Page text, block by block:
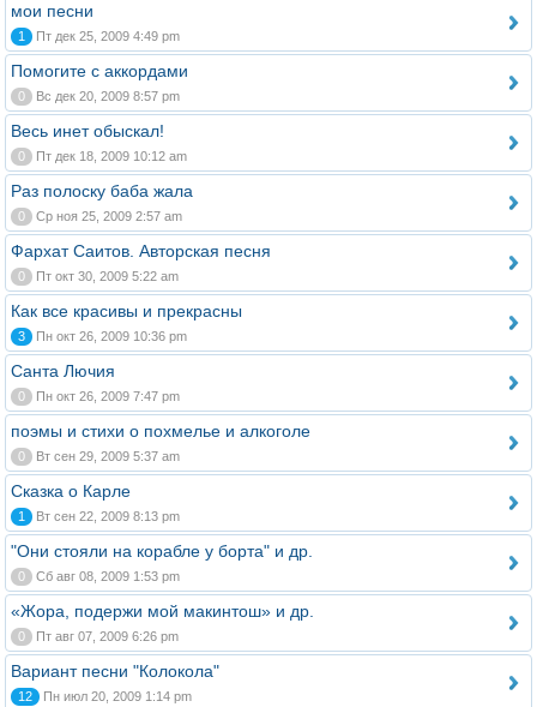
мои песни
1 Пт дек 25, 2009 4:49 pm
Помогите с аккордами
0 Вс дек 20, 2009 8:57 pm
Весь инет обыскал!
0 Пт дек 18, 2009 10:12 am
Раз полоску баба жала
0 Ср ноя 25, 2009 2:57 am
Фархат Саитов. Авторская песня
0 Пт окт 30, 2009 5:22 am
Как все красивы и прекрасны
3 Пн окт 26, 2009 10:36 pm
Санта Лючия
0 Пн окт 26, 2009 7:47 pm
поэмы и стихи о похмелье и алкоголе
0 Вт сен 29, 2009 5:37 am
Сказка о Карле
1 Вт сен 22, 2009 8:13 pm
"Они стояли на корабле у борта" и др.
0 Сб авг 08, 2009 1:53 pm
«Жора, подержи мой макинтош» и др.
0 Пт авг 07, 2009 6:26 pm
Вариант песни "Колокола"
12 Пн июл 20, 2009 1:14 pm